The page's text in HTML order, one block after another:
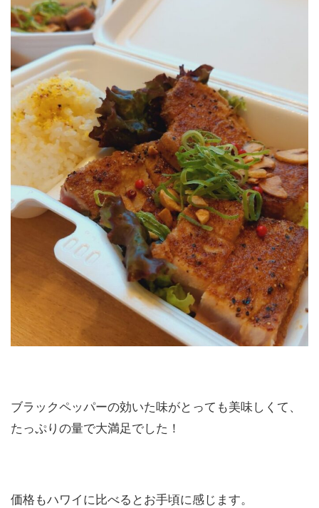
ブラックペッパーの効いた味がとっても美味しくて、
たっぷりの量で大満足でした！
価格もハワイに比べるとお手頃に感じます。